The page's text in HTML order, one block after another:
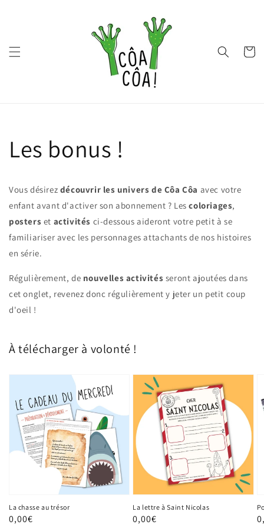
Panier
Les bonus !
Vous désirez découvrir les univers de Côa Côa avec votre
enfant avant d'activer son abonnement ? Lescoloriages,
posters et activités ci-dessous aideront votre petit à se
familiariser avec les personnages attachants de nos histoires
en série.
Régulièrement, de nouvelles activités seront ajoutées dans
cet onglet, revenez donc régulièrement y jeter un petit coup
d'oeil !
À télécharger à volonté !
La chasse au trésor
Prix
0,00€
La lettre à Saint Nicolas
Prix
0,00€